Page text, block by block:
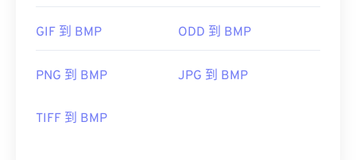
GIF 到 BMP ODD 到 BMP
PNG 到 BMP JPG 到 BMP
TIFF 到 BMP